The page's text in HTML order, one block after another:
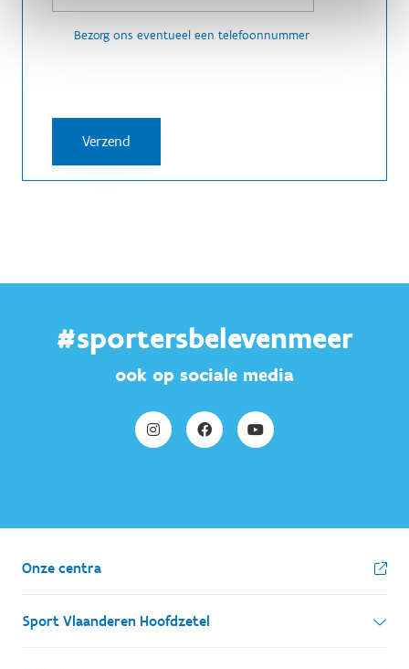
Bezorg ons eventueel een telefoonnummer
#sportersbelevenmeer
ook op sociale media
Onze centra
Sport Vlaanderen Hoofdzetel